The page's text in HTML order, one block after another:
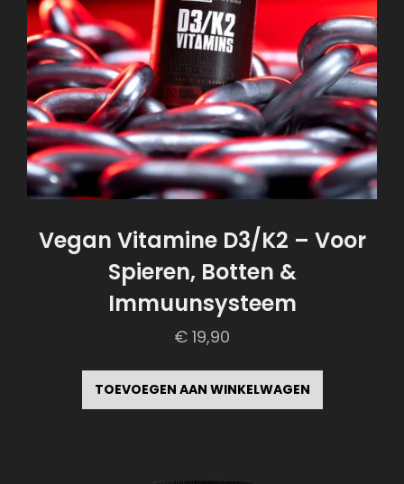
Vegan Vitamine D3/K2 – Voor
Spieren, Botten &
Immuunsysteem
€ 19,90
TOEVOEGEN AAN WINKELWAGEN